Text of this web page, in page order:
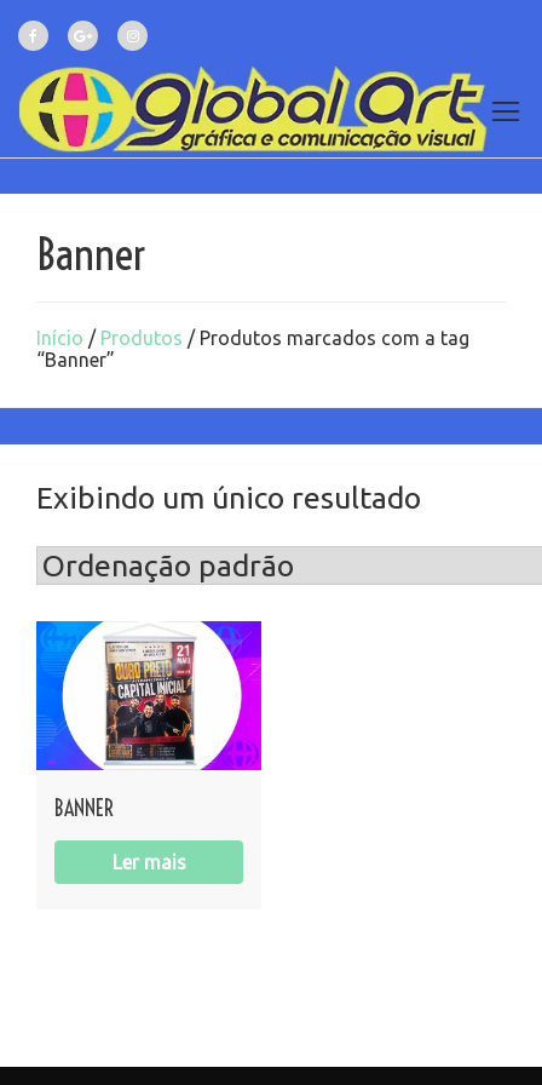
Banner
Início / Produtos / Produtos marcados com a tag
“Banner”
Exibindo um único resultado
BANNER
Ler mais